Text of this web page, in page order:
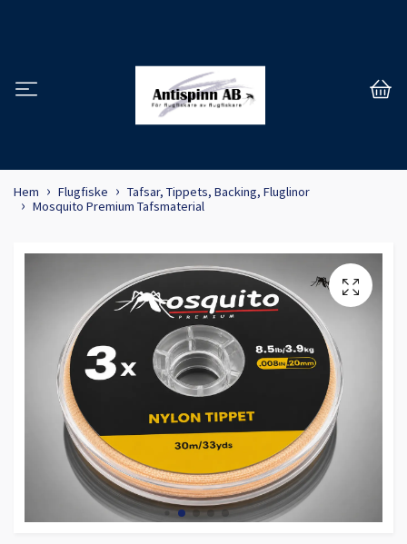
Hem Flugfiske
Tafsar, Tippets, Backing, Fluglinor
Mosquito Premium Tafsmaterial